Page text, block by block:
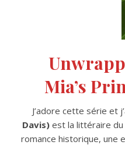
Mia’s
J’adore cette série et
Davis) est la littéraire du
romance historique, une